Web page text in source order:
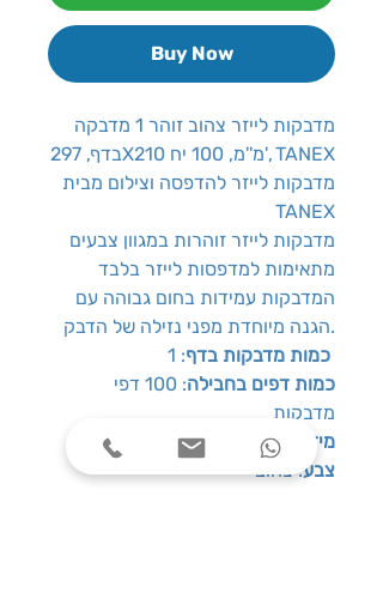
Buy Now
מדבקות לייזר צהוב זוהר 1 מדבקה
בדף, 297X210 מ''מ, 100 יח', TANEX
מדבקות לייזר להדפסה וצילום מבית
TANEX
מדבקות לייזר זוהרות במגוון צבעים
מתאימות למדפסות לייזר בלבד
המדבקות עמידות בחום גבוהה עם
הגנה מיוחדת מפני נזילה של הדבק.
כמות מדבקות בדף
כמות דפים בחבילה
: 100 דפי
מדבקות
מ''מ 297X
מידות מדבקה
צבע: צהוב